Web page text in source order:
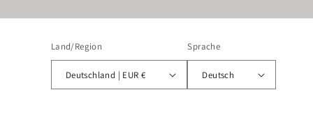
Land/Region
Deutschland | EUR €
Sprache
Deutsch